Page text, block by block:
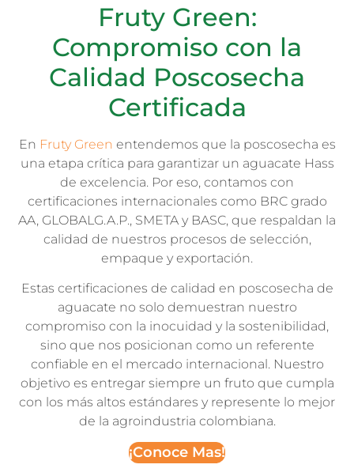
Fruty Green:
Compromiso con la
Calidad Poscosecha
Certificada
En Fruty Green entendemos que la poscosecha es
una etapa crítica para garantizar un aguacate Hass
de excelencia. Por eso, contamos con
certificaciones internacionales como BRC grado
AA, GLOBALG.A.P., SMETA y BASC, que respaldan la
calidad de nuestros procesos de selección,
empaque y exportación.
Estas certificaciones de calidad en poscosecha de
aguacate no solo demuestran nuestro
compromiso con la inocuidad y la sostenibilidad,
sino que nos posicionan como un referente
confiable en el mercado internacional. Nuestro
objetivo es entregar siempre un fruto que cumpla
con los más altos estándares y represente lo mejor
de la agroindustria colombiana.
¡Conoce Mas!